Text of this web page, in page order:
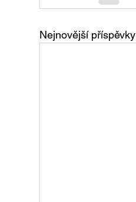
Nejnovější příspěvky